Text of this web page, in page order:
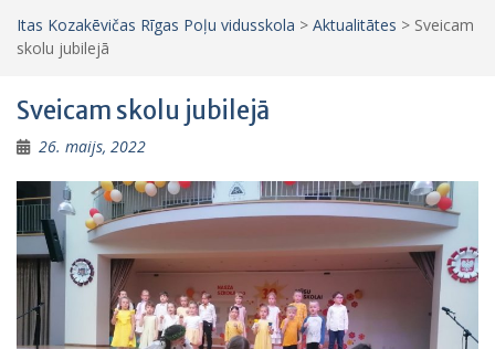
Itas Kozakēvičas Rīgas Poļu vidusskola > Aktualitātes > Sveicam
skolu jubilejā
Sveicam skolu jubilejā
26. maijs, 2022